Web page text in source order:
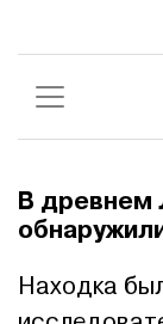
В древнем
Находка